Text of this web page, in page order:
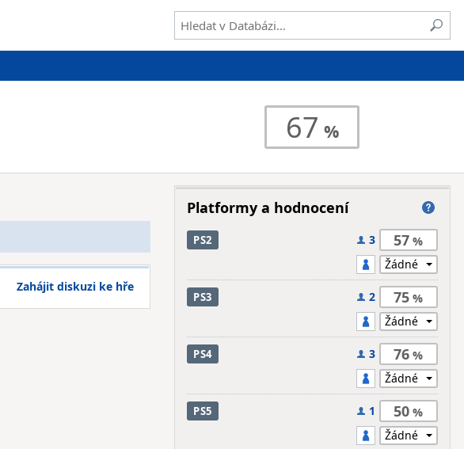
67
Zahájit diskuzi ke hře
Platformy a hodnocení
PS2 3 57
PS3 2 75
PS4 3 76
PS5 1 50